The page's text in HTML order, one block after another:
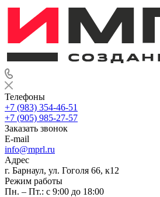
Телефоны
+7 (983) 354-46-51
+7 (905) 985-27-57
Заказать звонок
E-mail
info@mprl.ru
Адрес
г. Барнаул, ул. Гоголя 66, к12
Режим работы
Пн. – Пт.: с 9:00 до 18:00